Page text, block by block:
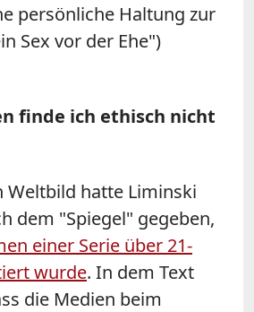
persönliche Haltung zur
Sex vor der Ehe")
finde ich ethisch nicht
Weltbild hatte Liminski
dem "Spiegel" gegeben,
einer Serie über 21-
wurde. In dem Text
die Medien beim